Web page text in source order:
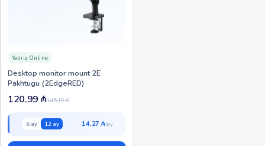
Desktop monitor mount 2E
Pakhtugu (2EdgeRED)
Yalnız Online
145.19₼
120.99 ₼
6 ay 12 ay 14,27 ₼